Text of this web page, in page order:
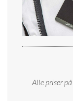
Alle priser